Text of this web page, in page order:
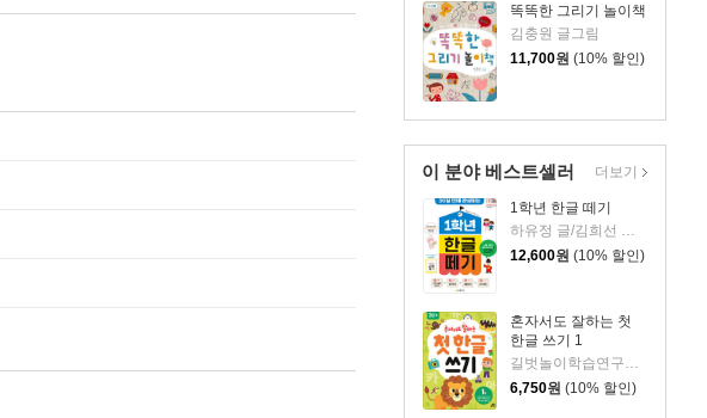
똑똑한 그리기 놀이책
김충원 글그림
11,700원 (10% 할인)
이 분야 베스트셀러
1학년 한글 떼기
하유정 글/김희선 그림
12,600원 (10% 할인)
혼자서도 잘하는 첫
한글 쓰기 1
길벗놀이학습연구소 저/김희정 그림
6,750원 (10% 할인)
더보기